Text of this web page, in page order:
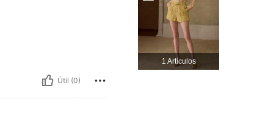
Útil (0)
4,85
4,85
1 Artículos